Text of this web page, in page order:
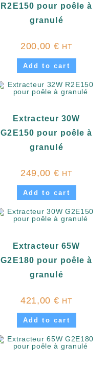
R2E150 pour poêle à
granulé
200,00 € HT
Add to cart
Extracteur 30W
G2E150 pour poêle à
granulé
249,00 € HT
Add to cart
Extracteur 65W
G2E180 pour poêle à
granulé
421,00 € HT
Add to cart